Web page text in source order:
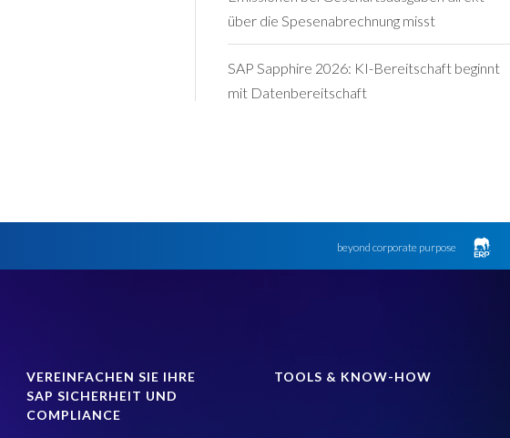
über die Spesenabrechnung misst
SAP Sapphire 2026: KI-Bereitschaft beginnt
mit Datenbereitschaft
beyond corporate purpose
VEREINFACHEN SIE IHRE
SAP SICHERHEIT UND
COMPLIANCE
TOOLS & KNOW-HOW